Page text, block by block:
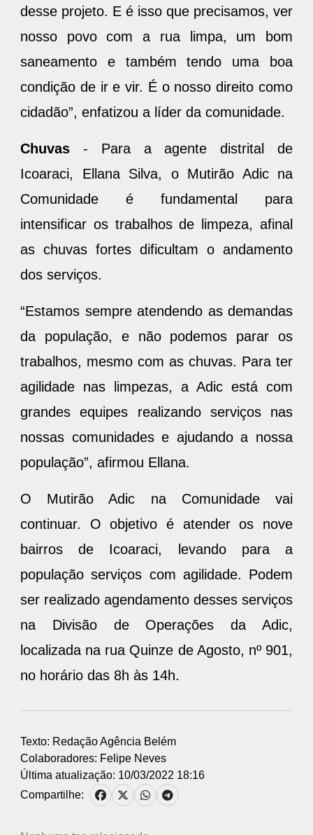
desse projeto. E é isso que precisamos, ver
nosso povo com a rua limpa, um bom
saneamento e também tendo uma boa
condição de ir e vir. É o nosso direito como
cidadão”, enfatizou a líder da comunidade.
Chuvas - Para a agente distrital de
Icoaraci, Ellana Silva, o Mutirão Adic na
Comunidade é fundamental para
intensificar os trabalhos de limpeza, afinal
as chuvas fortes dificultam o andamento
dos serviços.
“Estamos sempre atendendo as demandas
da população, e não podemos parar os
trabalhos, mesmo com as chuvas. Para ter
agilidade nas limpezas, a Adic está com
grandes equipes realizando serviços nas
nossas comunidades e ajudando a nossa
população”, afirmou Ellana.
O Mutirão Adic na Comunidade vai
continuar. O objetivo é atender os nove
bairros de Icoaraci, levando para a
população serviços com agilidade. Podem
ser realizado agendamento desses serviços
na Divisão de Operações da Adic,
localizada na rua Quinze de Agosto, nº 901,
no horário das 8h às 14h.
Texto: Redação Agência Belém
Colaboradores: Felipe Neves
Última atualização: 10/03/2022 18:16
Compartilhe: